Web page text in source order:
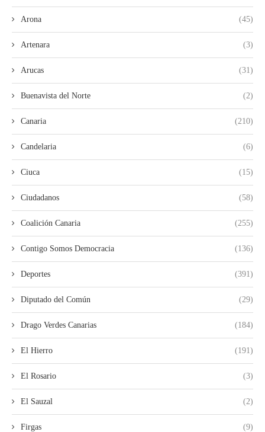
Arona (45)
Artenara (3)
Arucas (31)
Buenavista del Norte (2)
Canaria (210)
Candelaria (6)
Ciuca (15)
Ciudadanos (58)
Coalición Canaria (255)
Contigo Somos Democracia (136)
Deportes (391)
Diputado del Común (29)
Drago Verdes Canarias (184)
El Hierro (191)
El Rosario (3)
El Sauzal (2)
Firgas (9)